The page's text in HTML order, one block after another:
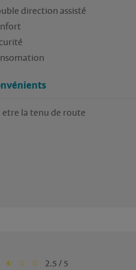
direction assisté
la tenu de route
2.5 / 5